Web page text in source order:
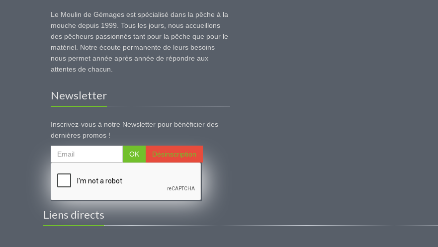
Le Moulin de Gémages est spécialisé dans la pêche à la
mouche depuis 1999. Tous les jours, nous accueillons
des pêcheurs passionnés tant pour la pêche que pour le
matériel. Notre écoute permanente de leurs besoins
nous permet année après année de répondre aux
attentes de chacun.
Newsletter
Inscrivez-vous à notre Newsletter pour bénéficier des
dernières promos !
OK Désinscription
Liens directs